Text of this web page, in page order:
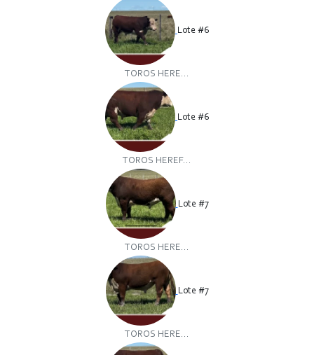
Lote #6
TOROS HERE...
Lote #6
TOROS HEREF...
Lote #7
TOROS HERE...
Lote #7
TOROS HERE...